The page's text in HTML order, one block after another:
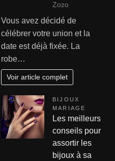
Zozo
Vous avez décidé de
célébrer votre union et la
date est déjà fixée. La
robe…
Voir article complet
BIJOUX
MARIAGE
Les meilleurs
conseils pour
assortir les
bijoux à sa